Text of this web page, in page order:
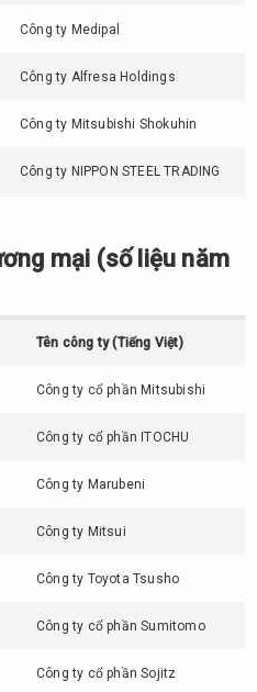
Công ty Medipal
Công ty Alfresa Holdings
Công ty Mitsubishi Shokuhin
Công ty NIPPON STEEL TRADING
mại (số liệu năm
Tên công ty (Tiếng Việt)
Công ty cổ phần Mitsubishi
Công ty cổ phần ITOCHU
Công ty Marubeni
Công ty Mitsui
Công ty Toyota Tsusho
Công ty cổ phần Sumitomo
Công ty cổ phần Sojitz